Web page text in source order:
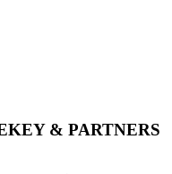
& PARTNERS